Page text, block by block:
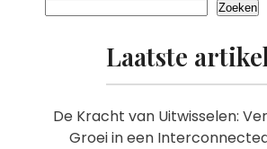
Zoeken
Laatste
De Kracht van Uitwisselen:
Groei in een